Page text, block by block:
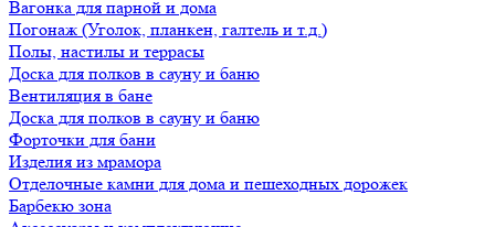
Вагонка для парной и дома
Погонаж (Уголок, планкен, галтель и т.д.)
Полы, настилы и террасы
Доска для полков в сауну и баню
Вентиляция в бане
Доска для полков в сауну и баню
Форточки для бани
Изделия из мрамора
Отделочные камни для дома и пешеходных дорожек
Барбекю зона